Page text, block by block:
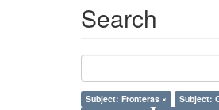
Search
Subject: Fronteras × Subject: